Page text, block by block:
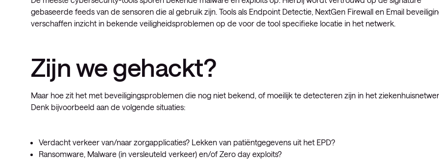
gebaseerde feeds van de sensoren die al gebruik zijn. Tools als Endpoint Detectie, NextGen Firewall en Email
verschaffen inzicht in bekende veiligheidsproblemen op de voor de tool specifieke locatie in het netwerk.
Zijn we gehackt?
Maar hoe zit het met beveiligingsproblemen die nog niet bekend, of moeilijk te detecteren zijn in het
Denk bijvoorbeeld aan de volgende situaties:
Verdacht verkeer van/naar zorgapplicaties? Lekken van patiëntgegevens uit het EPD?
Ransomware, Malware (in versleuteld verkeer) en/of Zero day exploits?